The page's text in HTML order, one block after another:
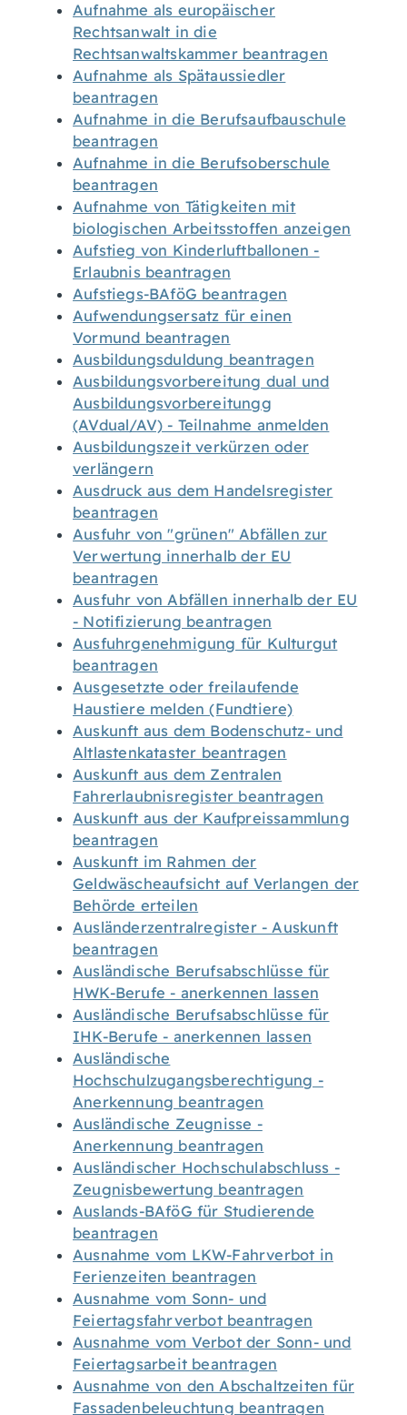
Aufnahme als europäischer
Rechtsanwalt in die
Rechtsanwaltskammer beantragen
Aufnahme als Spätaussiedler
beantragen
Aufnahme in die Berufsaufbauschule
beantragen
Aufnahme in die Berufsoberschule
beantragen
Aufnahme von Tätigkeiten mit
biologischen Arbeitsstoffen anzeigen
Aufstieg von Kinderluftballonen -
Erlaubnis beantragen
Aufstiegs-BAföG beantragen
Aufwendungsersatz für einen
Vormund beantragen
Ausbildungsduldung beantragen
Ausbildungsvorbereitung dual und
Ausbildungsvorbereitungg
(AVdual/AV) - Teilnahme anmelden
Ausbildungszeit verkürzen oder
verlängern
Ausdruck aus dem Handelsregister
beantragen
Ausfuhr von "grünen" Abfällen zur
Verwertung innerhalb der EU
beantragen
Ausfuhr von Abfällen innerhalb der EU
- Notifizierung beantragen
Ausfuhrgenehmigung für Kulturgut
beantragen
Ausgesetzte oder freilaufende
Haustiere melden (Fundtiere)
Auskunft aus dem Bodenschutz- und
Altlastenkataster beantragen
Auskunft aus dem Zentralen
Fahrerlaubnisregister beantragen
Auskunft aus der Kaufpreissammlung
beantragen
Auskunft im Rahmen der
Geldwäscheaufsicht auf Verlangen der
Behörde erteilen
Ausländerzentralregister - Auskunft
beantragen
Ausländische Berufsabschlüsse für
HWK-Berufe - anerkennen lassen
Ausländische Berufsabschlüsse für
IHK-Berufe - anerkennen lassen
Ausländische
Hochschulzugangsberechtigung -
Anerkennung beantragen
Ausländische Zeugnisse -
Anerkennung beantragen
Ausländischer Hochschulabschluss -
Zeugnisbewertung beantragen
Auslands-BAföG für Studierende
beantragen
Ausnahme vom LKW-Fahrverbot in
Ferienzeiten beantragen
Ausnahme vom Sonn- und
Feiertagsfahrverbot beantragen
Ausnahme vom Verbot der Sonn- und
Feiertagsarbeit beantragen
Ausnahme von den Abschaltzeiten für
Fassadenbeleuchtung beantragen